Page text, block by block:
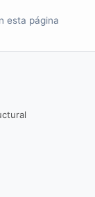
esta página